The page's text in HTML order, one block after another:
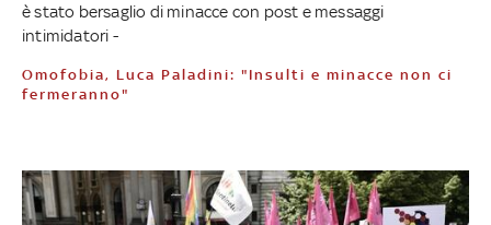
è stato bersaglio di minacce con post e messaggi
intimidatori -
Omofobia, Luca Paladini: "Insulti e minacce non ci
fermeranno"